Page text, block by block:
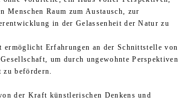
Menschen Raum zum Austausch, zur
in der Gelassenheit der Natur zu
Erfahrungen an der Schnittstelle von
um durch ungewohnte Perspektiven
zu befördern.
der Kraft künstlerischen Denkens und